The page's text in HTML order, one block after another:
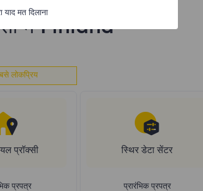
में Finland
लोकप्रिय
प्रॉक्सी
प्रपत्र
स्थिर डेटा सेंटर
प्रारंभिक प्रपत्र
याद मत दिलाना